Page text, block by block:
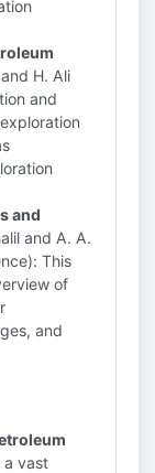
H. Ali
and
and
and A. A.
This
of
and
a vast